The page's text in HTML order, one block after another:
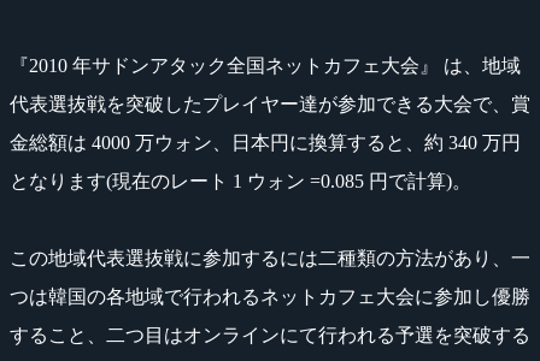
『2010 年サドンアタック全国ネットカフェ大会』 は、地域
代表選抜戦を突破したプレイヤー達が参加できる大会で、賞
金総額は 4000 万ウォン、日本円に換算すると、約 340 万円
となります(現在のレート 1 ウォン =0.085 円で計算)。
この地域代表選抜戦に参加するには二種類の方法があり、一
つは韓国の各地域で行われるネットカフェ大会に参加し優勝
すること、二つ目はオンラインにて行われる予選を突破する